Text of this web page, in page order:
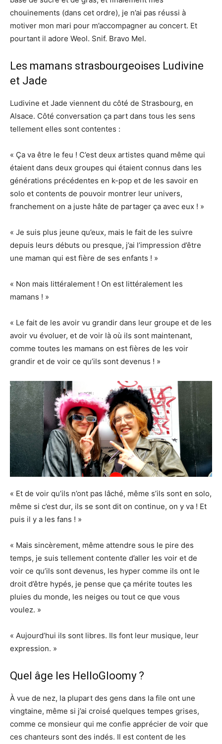
chouinements (dans cet ordre), je n’ai pas réussi à
motiver mon mari pour m’accompagner au concert. Et
pourtant il adore Weol. Snif. Bravo Mel.
Les mamans strasbourgeoises Ludivine
et Jade
Ludivine et Jade viennent du côté de Strasbourg, en
Alsace. Côté conversation ça part dans tous les sens
tellement elles sont contentes :
« Ça va être le feu ! C’est deux artistes quand même qui
étaient dans deux groupes qui étaient connus dans les
générations précédentes en k-pop et de les savoir en
solo et contents de pouvoir montrer leur univers,
franchement on a juste hâte de partager ça avec eux ! »
« Je suis plus jeune qu’eux, mais le fait de les suivre
depuis leurs débuts ou presque, j’ai l’impression d’être
une maman qui est fière de ses enfants ! »
« Non mais littéralement ! On est littéralement les
mamans ! »
« Le fait de les avoir vu grandir dans leur groupe et de les
avoir vu évoluer, et de voir là où ils sont maintenant,
comme toutes les mamans on est fières de les voir
grandir et de voir ce qu’ils sont devenus ! »
« Et de voir qu’ils n’ont pas lâché, même s’ils sont en solo,
même si c’est dur, ils se sont dit on continue, on y va ! Et
puis il y a les fans ! »
« Mais sincèrement, même attendre sous le pire des
temps, je suis tellement contente d’aller les voir et de
voir ce qu’ils sont devenus, les hyper comme ils ont le
droit d’être hypés, je pense que ça mérite toutes les
pluies du monde, les neiges ou tout ce que vous
voulez. »
« Aujourd’hui ils sont libres. Ils font leur musique, leur
expression. »
Quel âge les HelloGloomy ?
À vue de nez, la plupart des gens dans la file ont une
vingtaine, même si j’ai croisé quelques tempes grises,
comme ce monsieur qui me confie apprécier de voir que
ces chanteurs sont des indés. Il est content de les